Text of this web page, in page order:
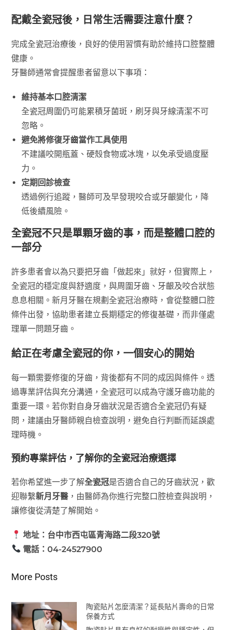
配戴全瓷冠後，日常生活需要注意什麼？
完成全瓷冠治療後，良好的使用習慣有助於維持口腔整體
健康。
牙醫師通常會提醒患者留意以下事項：
維持基本口腔清潔
全瓷冠周圍仍可能累積牙菌斑，刷牙與牙線清潔不可
忽略。
避免將修復牙齒當作工具使用
不建議咬開瓶蓋、硬殼食物或冰塊，以免承受過度壓
力。
定期回診檢查
透過例行追蹤，醫師可及早發現咬合或牙齦變化，降
低後續風險。
全瓷冠不只是單顆牙齒的事，而是整體口腔的
一部分
許多患者會以為只要把牙齒「做起來」就好，但實際上，
全瓷冠的穩定度與舒適度，與周圍牙齒、牙齦及咬合狀態
息息相關。新月牙醫在規劃全瓷冠治療時，會從整體口腔
條件出發，協助患者建立長期穩定的修復基礎，而非僅處
理單一問題牙齒。
給正在考慮全瓷冠的你，一個安心的開始
每一顆需要修復的牙齒，背後都有不同的成因與條件。透
過專業評估與充分溝通，全瓷冠可以成為守護牙齒功能的
重要一環。若你對自身牙齒狀況是否適合全瓷冠仍有疑
問，建議由牙醫師親自檢查說明，避免自行判斷而延誤處
理時機。
預約專業評估，了解你的全瓷冠治療選擇
若你希望進一步了解全瓷冠是否適合自己的牙齒狀況，歡
迎聯繫新月牙醫 ，由醫師為你進行完整口腔檢查與說明，
讓修復從清楚了解開始。
地址：台中市西屯區青海路二段320號
電話：04-24527900
More Posts
陶瓷貼片怎麼清潔？延長貼片壽命的日常
保養方式